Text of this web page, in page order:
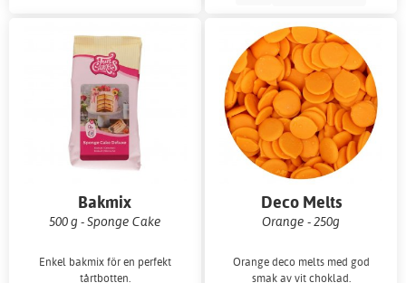
Bakmix
500 g - Sponge Cake
Enkel bakmix för en perfekt
tårtbotten.
Deco Melts
Orange - 250g
Orange deco melts med god
smak av vit choklad.